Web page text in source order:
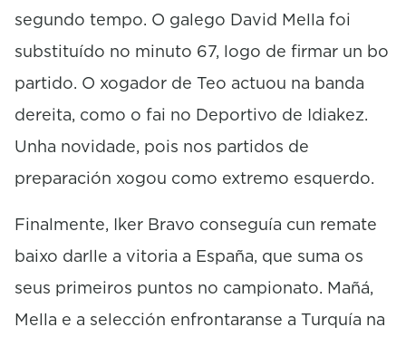
segundo tempo. O galego David Mella foi
substituído no minuto 67, logo de firmar un bo
partido. O xogador de Teo actuou na banda
dereita, como o fai no Deportivo de Idiakez.
Unha novidade, pois nos partidos de
preparación xogou como extremo esquerdo.
Finalmente, Iker Bravo conseguía cun remate
baixo darlle a vitoria a España, que suma os
seus primeiros puntos no campionato. Mañá,
Mella e a selección enfrontaranse a Turquía na